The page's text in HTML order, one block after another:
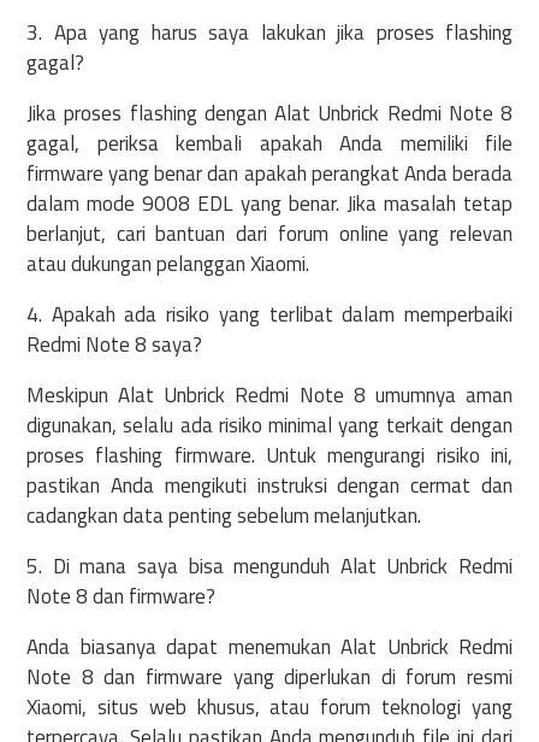
3. Apa yang harus saya lakukan jika proses flashing
gagal?
Jika proses flashing dengan Alat Unbrick Redmi Note 8
gagal, periksa kembali apakah Anda memiliki file
firmware yang benar dan apakah perangkat Anda berada
dalam mode 9008 EDL yang benar. Jika masalah tetap
berlanjut, cari bantuan dari forum online yang relevan
atau dukungan pelanggan Xiaomi.
4. Apakah ada risiko yang terlibat dalam memperbaiki
Redmi Note 8 saya?
Meskipun Alat Unbrick Redmi Note 8 umumnya aman
digunakan, selalu ada risiko minimal yang terkait dengan
proses flashing firmware. Untuk mengurangi risiko ini,
pastikan Anda mengikuti instruksi dengan cermat dan
cadangkan data penting sebelum melanjutkan.
5. Di mana saya bisa mengunduh Alat Unbrick Redmi
Note 8 dan firmware?
Anda biasanya dapat menemukan Alat Unbrick Redmi
Note 8 dan firmware yang diperlukan di forum resmi
Xiaomi, situs web khusus, atau forum teknologi yang